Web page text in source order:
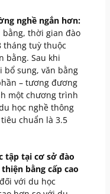
nghề ngắn hơn:
thời gian đào
tháng tuỳ thuộc
bằng. Sau khi
bổ sung, văn bằng
– tương đương
một chương trình
học nghề thông
chuẩn là 3.5
tập tại cơ sở đào
bằng cấp cao
với du học